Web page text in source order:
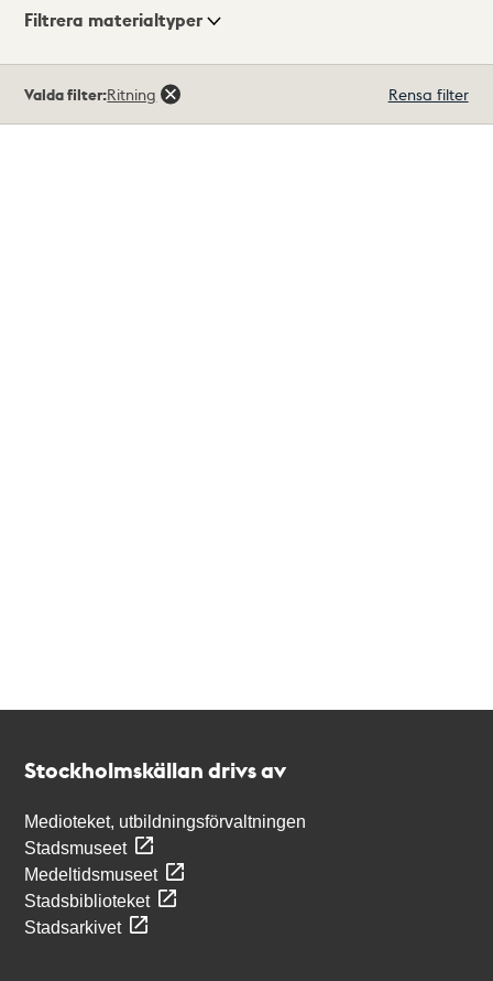
Visningsläge
Filtrera materialtyper
träffar
Valda filter:Ritning Rensa filter
Stockholmskällan drivs av
Medioteket, utbildningsförvaltningen
Stadsmuseet
Medeltidsmuseet
Stadsbiblioteket
Stadsarkivet